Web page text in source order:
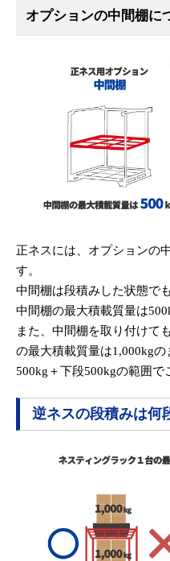
オプションの中間棚に
正ネスには、オプションの
す。
中間棚は段積みした状態で
中間棚の最大積載質量は
また、中間棚を取り付けて
の最大積載質量は1,000kg
500kg＋下段500kgの範囲で
逆ネスの段積みは何